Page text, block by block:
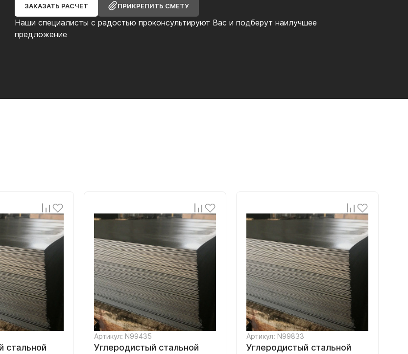
Наши специалисты с радостью проконсультируют Вас и подберут наилучшее
предложение
ЗАКАЗАТЬ РАСЧЕТ ПРИКРЕПИТЬ СМЕТУ
стальной
Артикул: N99435
Углеродистый стальной
Артикул: N99833
Углеродистый стальной